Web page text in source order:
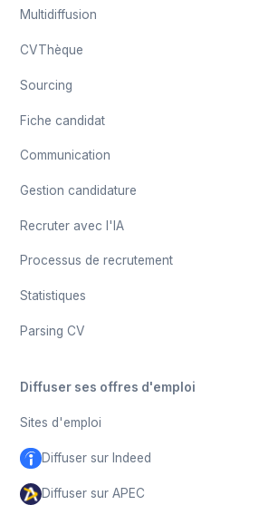
Multidiffusion
CVThèque
Sourcing
Fiche candidat
Communication
Gestion candidature
Recruter avec l'IA
Processus de recrutement
Statistiques
Parsing CV
Diffuser ses offres d'emploi
Sites d'emploi
Diffuser sur Indeed
Diffuser sur APEC